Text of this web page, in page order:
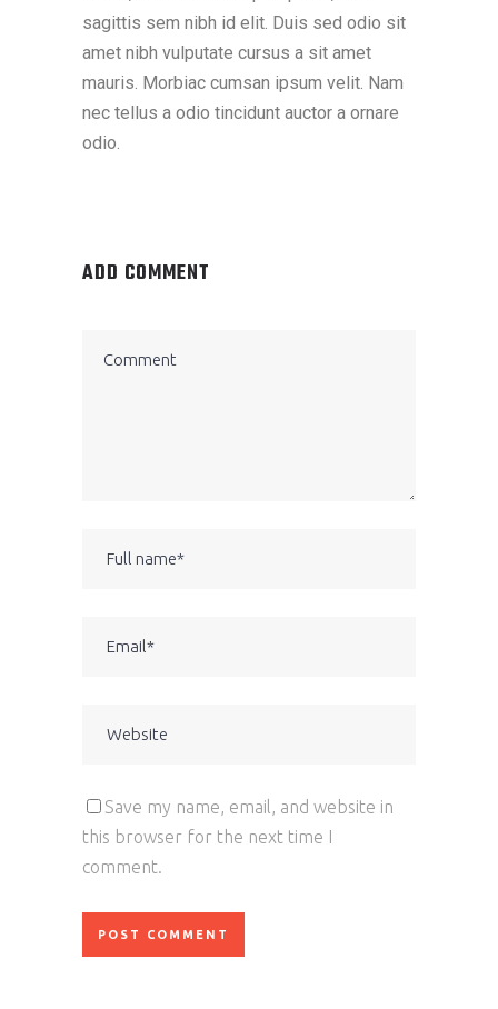
sagittis sem nibh id elit. Duis sed odio sit
amet nibh vulputate cursus a sit amet
mauris. Morbiac cumsan ipsum velit. Nam
nec tellus a odio tincidunt auctor a ornare
odio.
ADD COMMENT
Save my name, email, and website in
this browser for the next time I
comment.